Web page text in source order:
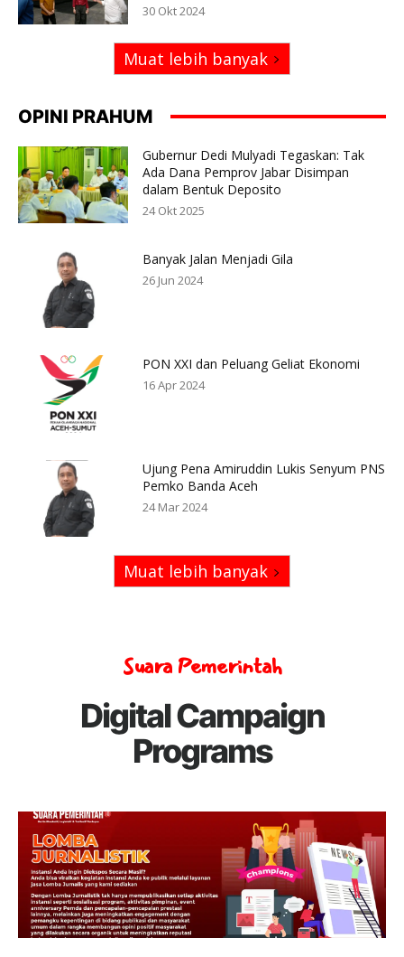
30 Okt 2024
Muat lebih banyak
OPINI PRAHUM
Gubernur Dedi Mulyadi Tegaskan: Tak
Ada Dana Pemprov Jabar Disimpan
dalam Bentuk Deposito
24 Okt 2025
Banyak Jalan Menjadi Gila
26 Jun 2024
PON XXI dan Peluang Geliat Ekonomi
16 Apr 2024
Ujung Pena Amiruddin Lukis Senyum PNS
Pemko Banda Aceh
24 Mar 2024
Muat lebih banyak
Suara Pemerintah
Digital Campaign
Programs